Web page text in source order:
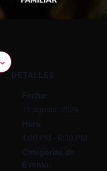
DETALLES
Fecha:
15 agosto, 2024
Hora:
4:00 PM - 6:30 PM
Categorías de
Evento: